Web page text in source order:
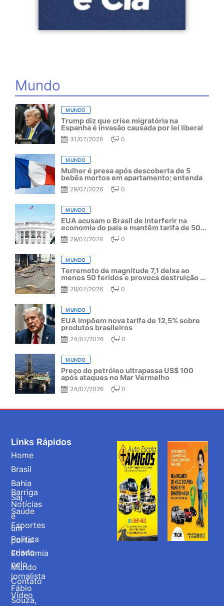
Mundo
MUNDO
Trump diz que crise migratória na
Espanha é invasão causada por lei liberal
31/07/2026 0
MUNDO
Mulher é presa após descoberta de 5
bebês mortos em apartamento; entenda
29/07/2026 0
MUNDO
EUA acusam o Brasil de interferir na
economia do país e mantêm tarifa de 50%
por mais um ano
29/07/2026 0
MUNDO
Terremoto de magnitude 7,1 deixa ao
menos 50 feridos e provoca destruição no
Japão
28/07/2026 0
MUNDO
EUA impõem nova tarifa de 12,5% sobre
produtos brasileiros
24/07/2026 0
MUNDO
Preço do petróleo ultrapassa US$ 100
após ataques no Mar Vermelho
24/07/2026 0
Barriga
Notícias
é
um
portal
criado
pelo
jornalista
Fábio
Souza,
Links Rápidos
Home
Brasil
Bahia
Saj
Saúde
Esportes
Politica
Economia
Mundo
Contato
Vídeo